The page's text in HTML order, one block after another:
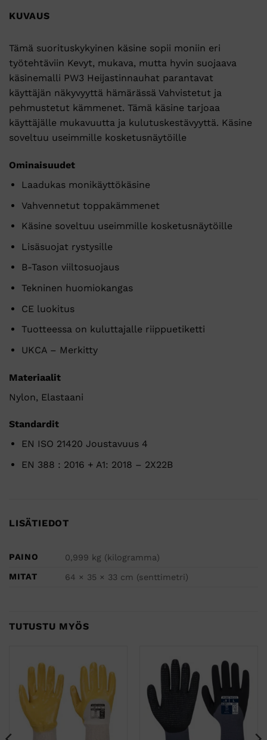
KUVAUS
Tämä suorituskykyinen käsine sopii moniin eri
työtehtäviin Kevyt, mukava, mutta hyvin suojaava
käsinemalli PW3 Heijastinnauhat parantavat
käyttäjän näkyvyyttä hämärässä Vahvistetut ja
pehmustetut kämmenet. Tämä käsine tarjoaa
käyttäjälle mukavuutta ja kulutuskestävyyttä. Käsine
soveltuu useimmille kosketusnäytöille
Ominaisuudet
Laadukas monikäyttökäsine
Vahvennetut toppakämmenet
Käsine soveltuu useimmille kosketusnäytöille
Lisäsuojat rystysille
B-Tason viiltosuojaus
Tekninen huomiokangas
CE luokitus
Tuotteessa on kuluttajalle riippuetiketti
UKCA – Merkitty
Materiaalit
Nylon, Elastaani
Standardit
EN ISO 21420 Joustavuus 4
EN 388 : 2016 + A1: 2018 – 2X22B
LISÄTIEDOT
PAINO
0,999 kg (kilogramma)
MITAT
64 × 35 × 33 cm (senttimetri)
TUTUSTU MYÖS